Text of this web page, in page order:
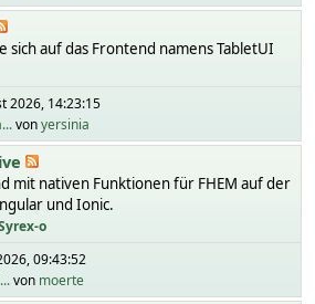
sich auf das Frontend namens TabletUI
2026, 14:23:15
vonyersinia
mit nativen Funktionen für FHEM auf der
und Ionic.
o
09:43:52
von moerte